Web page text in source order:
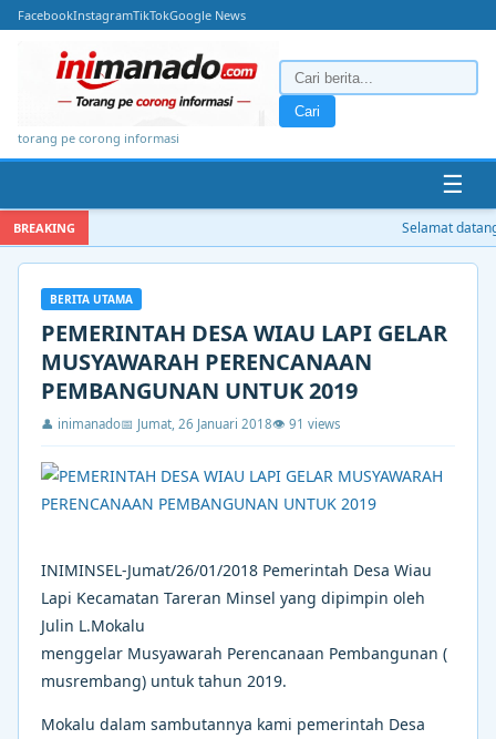
FacebookInstagramTikTokGoogle News
torang pe corong informasi
Cari
☰
BREAKING Selamat
BERITA UTAMA
PEMERINTAH DESA WIAU LAPI GELAR
MUSYAWARAH PERENCANAAN
PEMBANGUNAN UNTUK 2019
👤 inimanado📅 Jumat, 26 Januari 2018👁 91 views
INIMINSEL-Jumat/26/01/2018 Pemerintah Desa Wiau
Lapi Kecamatan Tareran Minsel yang dipimpin oleh
Julin L.Mokalu
menggelar Musyawarah Perencanaan Pembangunan (
musrembang) untuk tahun 2019.
Mokalu dalam sambutannya kami pemerintah Desa